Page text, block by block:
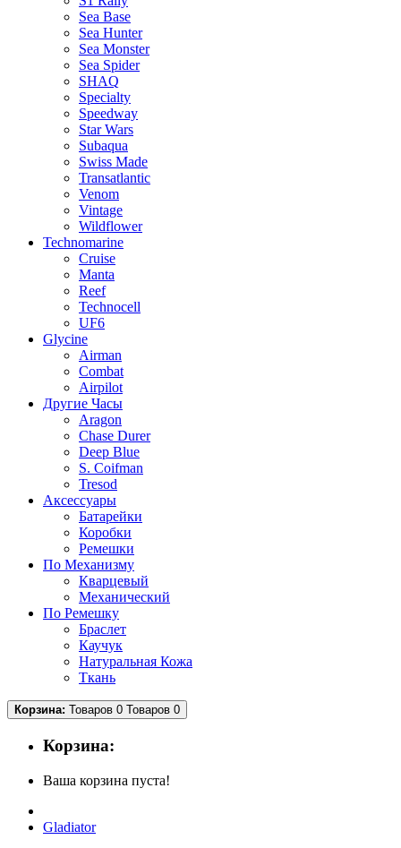
Sea Base
Sea Hunter
Sea Monster
Sea Spider
SHAQ
Specialty
Speedway
Star Wars
Subaqua
Swiss Made
Transatlantic
Venom
Vintage
Wildflower
Technomarine
Cruise
Manta
Reef
Technocell
UF6
Glycine
Airman
Combat
Airpilot
Другие Часы
Aragon
Chase Durer
Deep Blue
S. Coifman
Tresod
Аксессуары
Батарейки
Коробки
Ремешки
По Механизму
Кварцевый
Механический
По Ремешку
Браслет
Каучук
Натуральная Кожа
Ткань
Корзина: Товаров 0 Товаров 0
Корзина:
Ваша корзина пуста!
Gladiator